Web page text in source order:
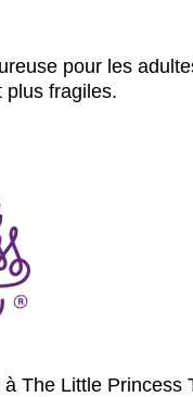
pour les
plus fragiles.
The Little Princess